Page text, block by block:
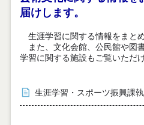
届けします。
生涯学習に関する情報をまとめ
また、文化会館、公民館や図
学習に関する施設もご覧いただけ
生涯学習・スポーツ振興課